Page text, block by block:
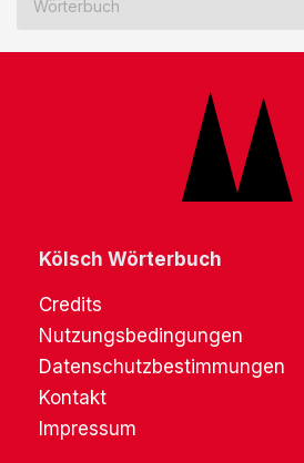
Wörterbuch
Kölsch Wörterbuch
Credits
Nutzungsbedingungen
Datenschutzbestimmungen
Kontakt
Impressum